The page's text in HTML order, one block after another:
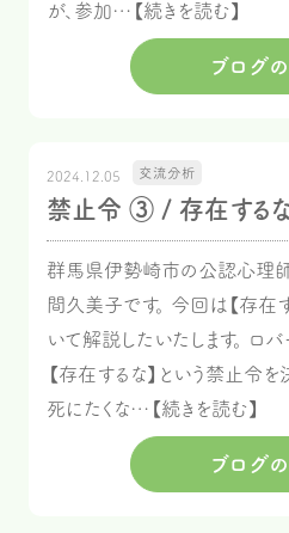
が、参加…【続きを読む】
ブログ
2024.12.05 交流分析
禁止令 ③ / 存在する
群馬県伊勢崎市の公認心理師
間久美子です。 今回は【存在
いて解説したいたします。 ロバ
【存在するな】という禁止令を
死にたくな…【続きを読む】
ブログ